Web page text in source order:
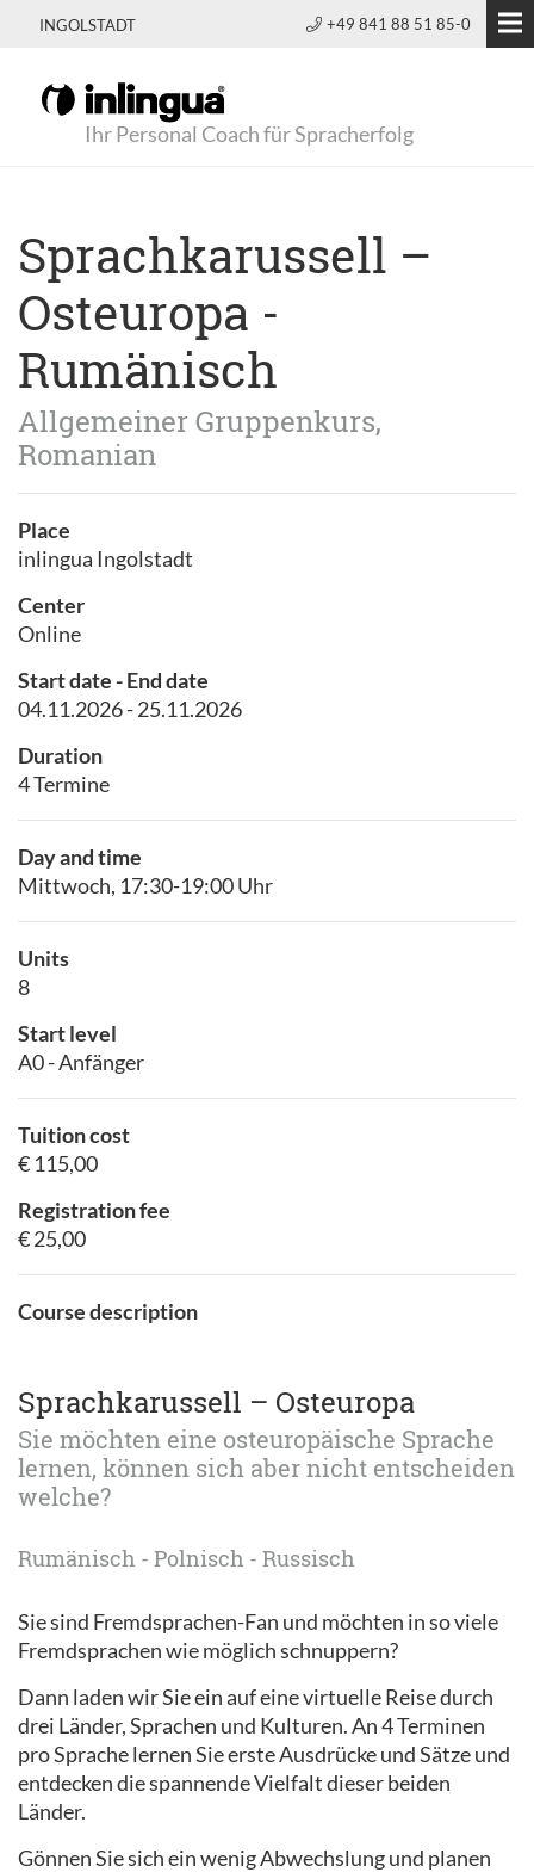
INGOLSTADT +49 841 88 51 85-0
Ihr Personal Coach für Spracherfolg
Sprachkarussell –
Osteuropa -
Rumänisch
Allgemeiner Gruppenkurs,
Romanian
Place
inlingua Ingolstadt
Center
Online
Start date - End date
04.11.2026 - 25.11.2026
Duration
4 Termine
Day and time
Mittwoch, 17:30-19:00 Uhr
Units
8
Start level
A0 - Anfänger
Course description
Sprachkarussell – Osteuropa
Sie möchten eine osteuropäische Sprache
lernen, können sich aber nicht entscheiden
welche?
Rumänisch - Polnisch - Russisch
Sie sind Fremdsprachen-Fan und möchten in so viele
Fremdsprachen wie möglich schnuppern?
Dann laden wir Sie ein auf eine virtuelle Reise durch
drei Länder, Sprachen und Kulturen. An 4 Terminen
pro Sprache lernen Sie erste Ausdrücke und Sätze und
entdecken die spannende Vielfalt dieser beiden
Länder.
Gönnen Sie sich ein wenig Abwechslung und planen
Tuition cost
€ 115,00
Registration fee
€ 25,00